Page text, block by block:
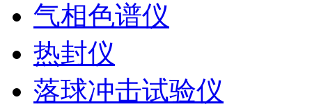
气相色谱仪
热封仪
落球冲击试验仪